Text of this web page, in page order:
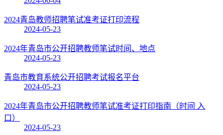
2024青岛教师招聘笔试准考证打印流程
2024-05-23
2024年青岛市公开招聘教师笔试时间、地点
2024-05-23
青岛市教育系统公开招聘考试报名平台
2024-05-23
2024年青岛市公开招聘教师笔试准考证打印指南（时间 入
口）
2024-05-23